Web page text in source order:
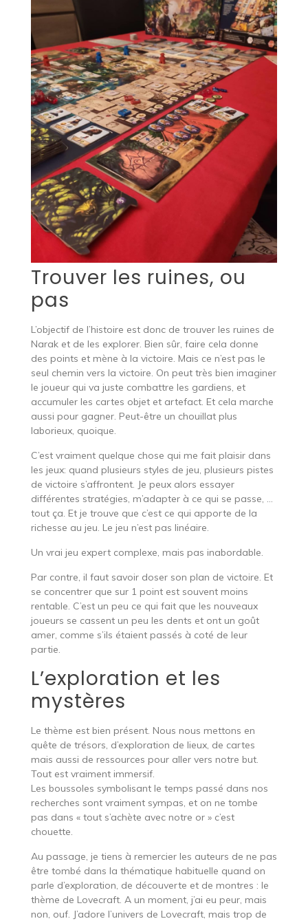
Trouver les ruines, ou
pas
L’objectif de l’histoire est donc de trouver les ruines de
Narak et de les explorer. Bien sûr, faire cela donne
des points et mène à la victoire. Mais ce n’est pas le
seul chemin vers la victoire. On peut très bien imaginer
le joueur qui va juste combattre les gardiens, et
accumuler les cartes objet et artefact. Et cela marche
aussi pour gagner. Peut-être un chouillat plus
laborieux, quoique.
C’est vraiment quelque chose qui me fait plaisir dans
les jeux: quand plusieurs styles de jeu, plusieurs pistes
de victoire s’affrontent. Je peux alors essayer
différentes stratégies, m’adapter à ce qui se passe, …
tout ça. Et je trouve que c’est ce qui apporte de la
richesse au jeu. Le jeu n’est pas linéaire.
Un vrai jeu expert complexe, mais pas inabordable.
Par contre, il faut savoir doser son plan de victoire. Et
se concentrer que sur 1 point est souvent moins
rentable. C’est un peu ce qui fait que les nouveaux
joueurs se cassent un peu les dents et ont un goût
amer, comme s’ils étaient passés à coté de leur
partie.
L’exploration et les
mystères
Le thème est bien présent. Nous nous mettons en
quête de trésors, d’exploration de lieux, de cartes
mais aussi de ressources pour aller vers notre but.
Tout est vraiment immersif.
Les boussoles symbolisant le temps passé dans nos
recherches sont vraiment sympas, et on ne tombe
pas dans « tout s’achète avec notre or » c’est
chouette.
Au passage, je tiens à remercier les auteurs de ne pas
être tombé dans la thématique habituelle quand on
parle d’exploration, de découverte et de montres : le
thème de Lovecraft. A un moment, j’ai eu peur, mais
non, ouf. J’adore l’univers de Lovecraft, mais trop de